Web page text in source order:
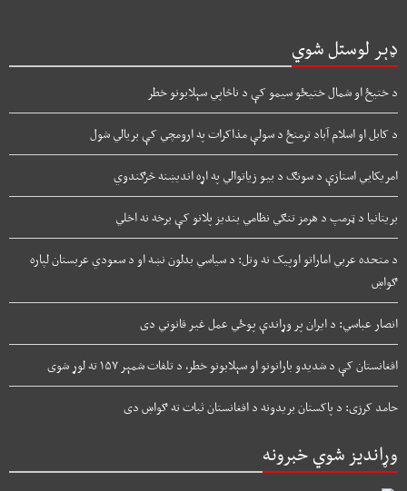
ډېر لوستل شوي
د ختیځ او شمال ختیځو سیمو کې د ناڅاپي سېلابونو خطر
د کابل او اسلام آباد ترمنځ د سولې مذاکرات په ارومچي کې بريالي شول
امریکايي استازې د سونګ د بیو زیاتوالي په اړه اندیښنه څرګندوي
بریتانیا د ټرمپ د هرمز تنګي نظامي بندیز پلانو کې برخه نه اخلي
د متحده عربي اماراتو اوپیک نه وتل: د سیاسي بدلون نښه او د سعودي عربستان لپاره
ګواښ
انصار عباسي: د ایران پر وړاندې پوځي عمل غیر قانوني دی
افغانستان کې د شدیدو بارانونو او سېلابونو خطر، د تلفات شمېر ۱۵۷ ته لوړ شوی
حامد کرزی: د پاکستان بریدونه د افغانستان ثبات ته ګواښ دی
وړاندیز شوي خبرونه